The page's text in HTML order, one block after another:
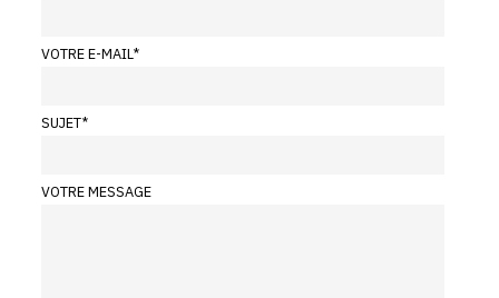
VOTRE E-MAIL*
SUJET*
VOTRE MESSAGE